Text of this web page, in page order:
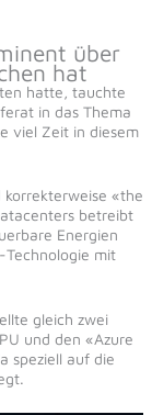
über
hat
hatte, tauchte
in das Thema
viel Zeit in diesem
korrekterweise «the
betreibt
Energien
Technologie mit
gleich zwei
und den «Azure
speziell auf die